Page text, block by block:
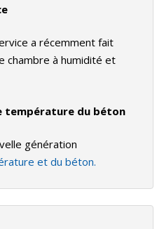
a récemment fait
chambre à humidité et
température du béton
génération
et du béton.